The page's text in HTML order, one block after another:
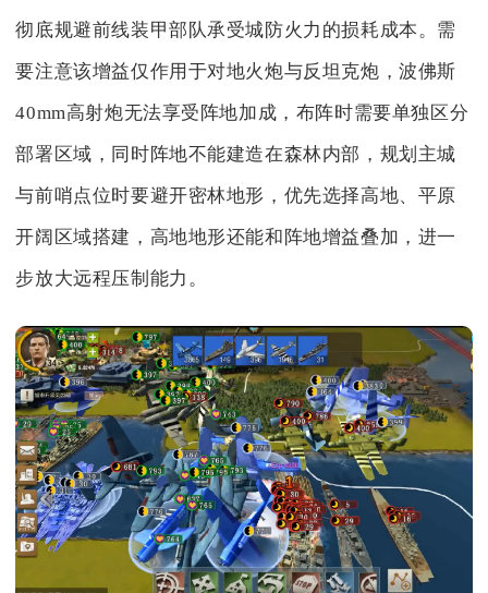
彻底规避前线装甲部队承受城防火力的损耗成本。需
要注意该增益仅作用于对地火炮与反坦克炮，波佛斯
40mm高射炮无法享受阵地加成，布阵时需要单独区分
部署区域，同时阵地不能建造在森林内部，规划主城
与前哨点位时要避开密林地形，优先选择高地、平原
开阔区域搭建，高地地形还能和阵地增益叠加，进一
步放大远程压制能力。